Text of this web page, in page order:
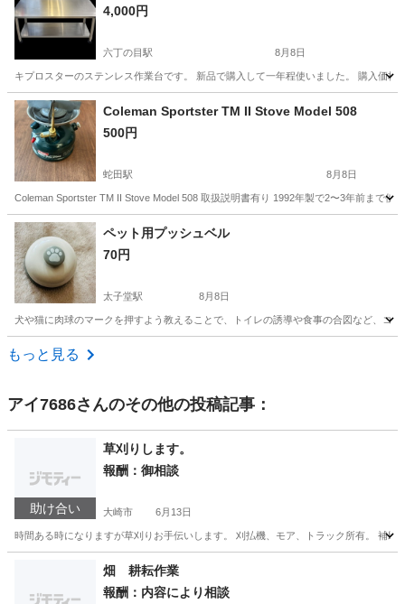
4,000円
六丁の目駅 8月8日
キプロスターのステンレス作業台です。 新品で購入して一年程使いました。 購入価
宮城 仙台市
Coleman Sportster TM II Stove Model 508
500円
蛇田駅 8月8日
Coleman Sportster TM II Stove Model 508 取扱説明書有り 1992年製で2〜3年前まで
宮城 石巻市 蛇田駅 その他
ペット用プッシュベル
70円
太子堂駅 8月8日
犬や猫に肉球のマークを押すよう教えることで、トイレの誘導や食事の合図など、コ
宮城 仙台市
もっと見る
アイ7686さんのその他の投稿記事：
助け合い
草刈りします。
報酬：御相談
大崎市 6月13日
時間ある時になりますが草刈りお手伝いします。 刈払機、モア、トラック所有。 補
手伝いたい/助けたい
畑 耕耘作業
報酬：内容により相談